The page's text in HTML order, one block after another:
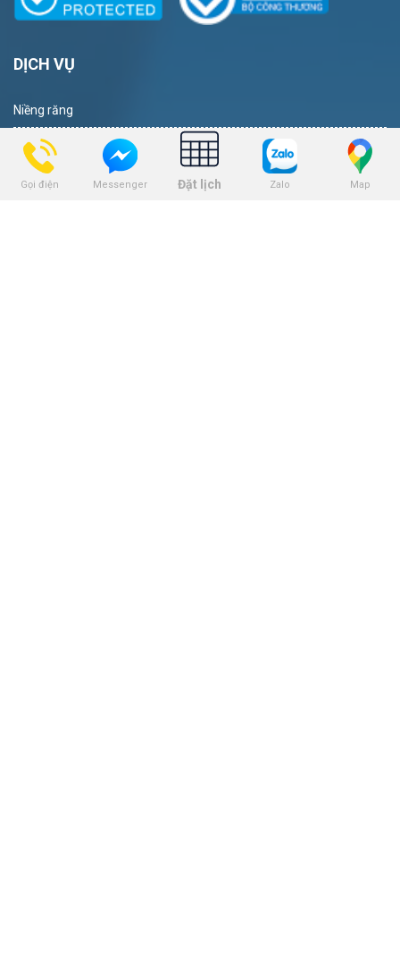
Gọi điện Messenger Đặt lịch Zalo Map
DỊCH VỤ
Niềng răng
Trồng răng Implant
Dịch vụ nhổ răng